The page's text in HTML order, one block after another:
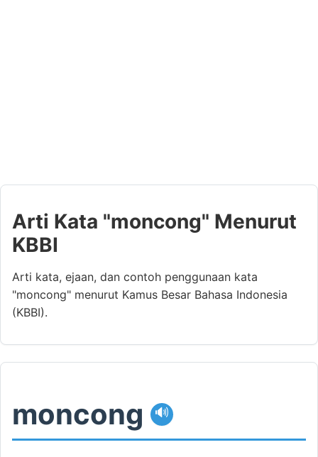
Arti Kata "moncong" Menurut
KBBI
Arti kata, ejaan, dan contoh penggunaan kata
"moncong" menurut Kamus Besar Bahasa Indonesia
(KBBI).
moncong 🔊